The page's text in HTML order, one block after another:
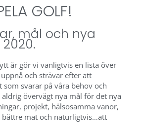
GOLF!
mål och nya
år gör vi vanligtvis en lista över
och strävar efter att
svarar på våra behov och
övervägt nya mål för det nya
projekt, hälsosamma vanor,
mat och naturligtvis…att